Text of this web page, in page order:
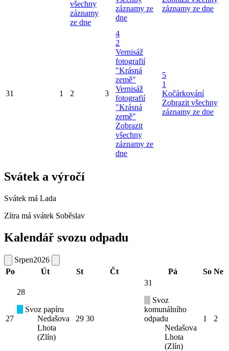
všechny
záznamy
ze dne
záznamy ze
dne
záznamy ze dne
31 1 2 3
4
2
Vernisáž
fotografií
"Krásná
země"
Vernisáž
fotografií
"Krásná
země"
Zobrazit
všechny
záznamy ze
dne
5
1
Kočárkování
Zobrazit všechny
záznamy ze dne
Svátek a výročí
Svátek má Lada
Zítra má svátek Soběslav
Kalendář svozu odpadu
Srpen2026
Po
Út St Čt Pá So Ne
27
28
Svoz papíru
Nedašova
Lhota
(Zlín)
29 30
31
Svoz
komunálního
odpadu
Nedašova
Lhota
(Zlín)
1 2